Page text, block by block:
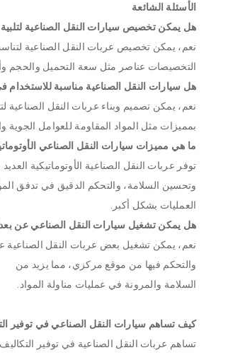
الأسئلة الشائعة
هل يمكن تخصيص سيارات النقل الصناعية
نعم، يمكن تخصيص عربات النقل الصناعية
التخصيصات عناصر مثل سعة التحميل والحجم
هل سيارات النقل الصناعية مناسبة للاستخدام
نعم، يمكن تصميم وبناء عربات النقل الصناعية
بمميزات مثل المواد المقاومة للعوامل الجوية
ما هي مميزات سيارات النقل الصناعي
توفر عربات النقل الصناعية الأوتوماتيكية
وتحسين السلامة، والتحكم الدقيق في تدفق
العمليات بشكل أكبر.
هل يمكن تشغيل سيارات النقل الصناعي عن
نعم، يمكن تشغيل بعض عربات النقل الصناعية
والتحكم فيها من موقع مركزي، مما يزيد من
السلامة والمرونة في عمليات مناولة المواد.
كيف تساهم سيارات النقل الصناعي في توفير
تساهم عربات النقل الصناعية في توفير